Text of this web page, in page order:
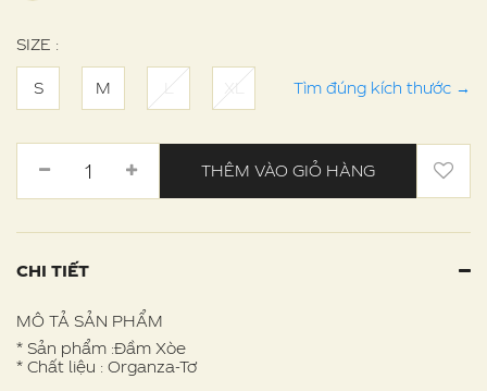
SIZE :
S M L XL Tìm đúng kích thước →
THÊM VÀO GIỎ HÀNG
CHI TIẾT
MÔ TẢ SẢN PHẨM
* Sản phẩm :Đầm Xòe
* Chất liệu : Organza-Tơ